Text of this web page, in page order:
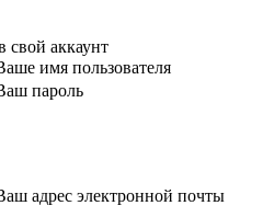
свой аккаунт
имя пользователя
пароль
адрес электронной почты